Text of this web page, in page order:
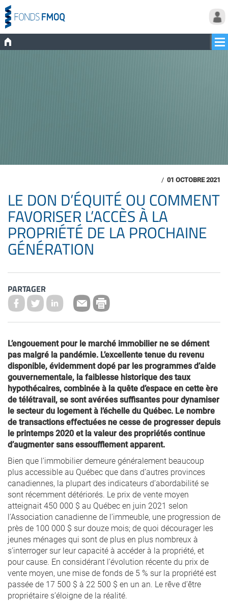
/ 01 OCTOBRE 2021
LE DON D’ÉQUITÉ OU COMMENT
FAVORISER L’ACCÈS À LA
PROPRIÉTÉ DE LA PROCHAINE
GÉNÉRATION
PARTAGER
L’engouement pour le marché immobilier ne se dément
pas malgré la pandémie. L’excellente tenue du revenu
disponible, évidemment dopé par les programmes d’aide
gouvernementale, la faiblesse historique des taux
hypothécaires, combinée à la quête d’espace en cette ère
de télétravail, se sont avérées suffisantes pour dynamiser
le secteur du logement à l’échelle du Québec. Le nombre
de transactions effectuées ne cesse de progresser depuis
le printemps 2020 et la valeur des propriétés continue
d’augmenter sans essoufflement apparent.
Bien que l’immobilier demeure généralement beaucoup
plus accessible au Québec que dans d’autres provinces
canadiennes, la plupart des indicateurs d’abordabilité se
sont récemment détériorés. Le prix de vente moyen
atteignait 450 000 $ au Québec en juin 2021 selon
l’Association canadienne de l’immeuble, une progression de
près de 100 000 $ sur douze mois; de quoi décourager les
jeunes ménages qui sont de plus en plus nombreux à
s’interroger sur leur capacité à accéder à la propriété, et
pour cause. En considérant l’évolution récente du prix de
vente moyen, une mise de fonds de 5 % sur la propriété est
passée de 17 500 $ à 22 500 $ en un an. Le rêve d’être
propriétaire s’éloigne de la réalité.